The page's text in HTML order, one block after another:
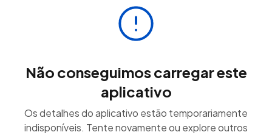
Não conseguimos carregar este
aplicativo
Os detalhes do aplicativo estão temporariamente
indisponíveis. Tente novamente ou explore outros